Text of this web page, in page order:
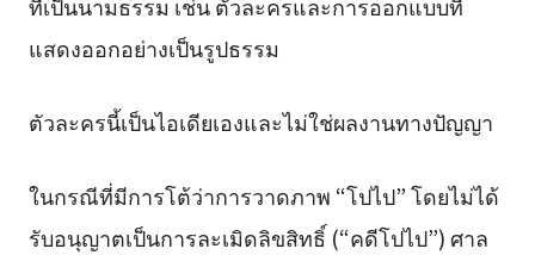
ที่เป็นนามธรรม เช่น ตัวละครและการออกแบบที่
แสดงออกอย่างเป็นรูปธรรม
ตัวละครนี้เป็นไอเดียเองและไม่ใช่ผลงานทางปัญญา
ในกรณีที่มีการโต้ว่าการวาดภาพ “โปไป” โดยไม่ได้
รับอนุญาตเป็นการละเมิดลิขสิทธิ์ (“คดีโปไป”) ศาล